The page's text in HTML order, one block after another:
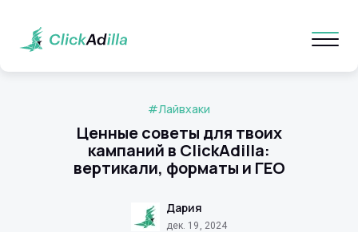
Ценные советы для твоих
кампаний в ClickAdilla:
вертикали, форматы и ГЕО
#Лайвхаки
Дария
дек. 19, 2024